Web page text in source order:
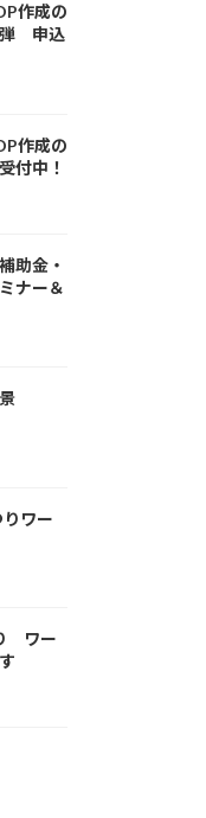
作成の
弾 申込
作成の
付中！
助金・
ナー＆
ワー
ワー